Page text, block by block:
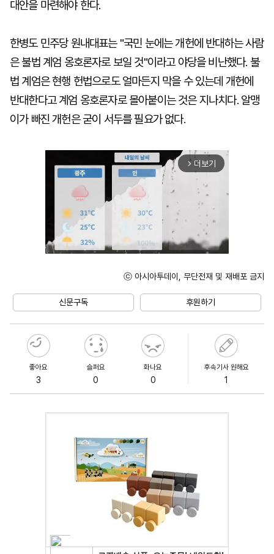
대안을 마련해야 한다.
한병도 민주당 원내대표는 "국민 눈에는 개헌에 반대하는 사람
은 불법 계엄 옹호론자로 보일 것"이라고 야당을 비난했다. 불
법 계엄은 현행 헌법으로도 얼마든지 막을 수 있는데 개헌에
반대한다고 계엄 옹호론자로 몰아붙이는 것은 지나치다. 알맹
이가 빠진 개헌은 굳이 서두를 필요가 없다.
arrow_forward_ios 더보기
ⓒ 아시아투데이, 무단전재 및 재배포 금지
신문구독 후원하기
좋아요
3
슬퍼요
0
화나요
0
후속기사 원해요
1